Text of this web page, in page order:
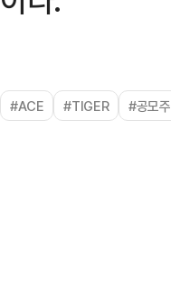
#ACE #TIGER #공모주